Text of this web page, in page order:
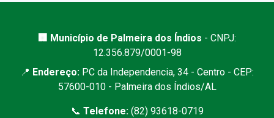
🏢 Município de Palmeira dos Índios - CNPJ:
12.356.879/0001-98
📍 Endereço: PC da Independencia, 34 - Centro - CEP:
57600-010 - Palmeira dos Índios/AL
📞 Telefone:(82) 93618-0719